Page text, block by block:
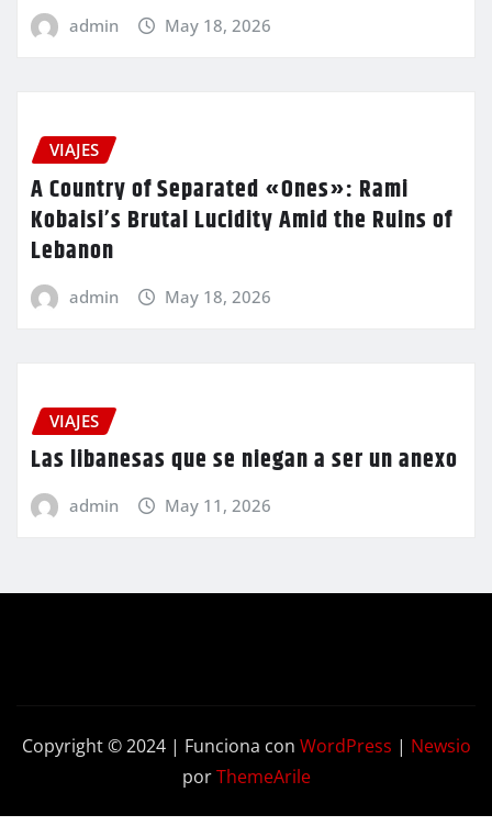
admin May 18, 2026
VIAJES
A Country of Separated «Ones»: Rami
Kobaisi’s Brutal Lucidity Amid the Ruins of
Lebanon
admin May 18, 2026
VIAJES
Las libanesas que se niegan a ser un anexo
admin May 11, 2026
Copyright © 2024 | Funciona con WordPress | Newsio
porThemeArile